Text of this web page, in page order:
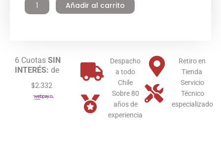
Piloto
On/Off
cantidad
Añadir al carrito
6 Cuotas SIN
INTERÉS: de
$2.332
Despacho
a todo
Chile
Sobre 80
años de
experiencia
Retiro en
Tienda
Servicio
Técnico
especializado